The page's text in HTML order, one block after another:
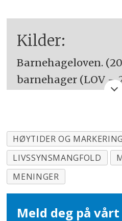
Kilder:
Barnehageloven.
barnehager (LOV –
Rammeplan for
innhold og oppgaver.
Skålid, J. O. (2008,
HØYTIDER OG
LIVSSYNSMANGFOLD
MENINGER
Meld deg på